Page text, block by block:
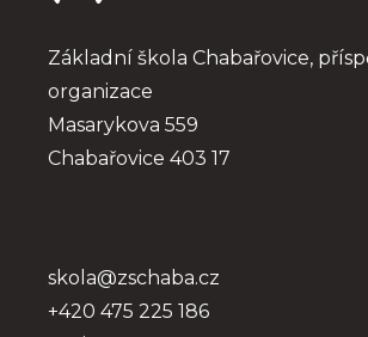
Základní škola Chabařovice,
organizace
Masarykova 559
Chabařovice 403 17
skola@zschaba.cz
+420 475 225 186